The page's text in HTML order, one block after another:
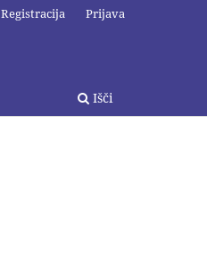
Išči
Registracija Prijava